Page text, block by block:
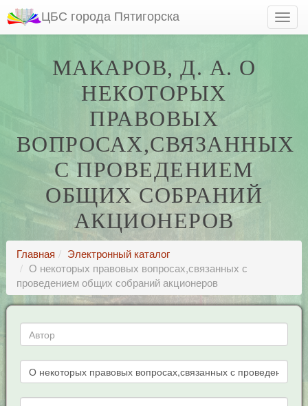
ЦБС города Пятигорска
МАКАРОВ, Д. А. О
НЕКОТОРЫХ
ПРАВОВЫХ
ВОПРОСАХ,СВЯЗАННЫХ
С ПРОВЕДЕНИЕМ
ОБЩИХ СОБРАНИЙ
АКЦИОНЕРОВ
Главная
Электронный каталог
О некоторых правовых вопросах,связанных с
проведением общих собраний акционеров